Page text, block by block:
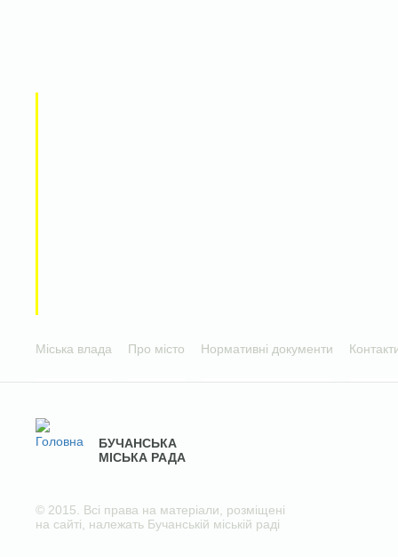
Міська влада Про місто Нормативні документи
БУЧАНСЬКА
МІСЬКА РАДА
© 2015. Всі права на матеріали, розміщені
на сайті, належать Бучанській міській раді